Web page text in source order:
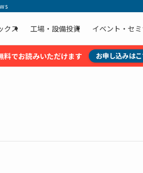
クス 工場・設備投資 イベント・セ
料でお読みいただけます お申し込みは